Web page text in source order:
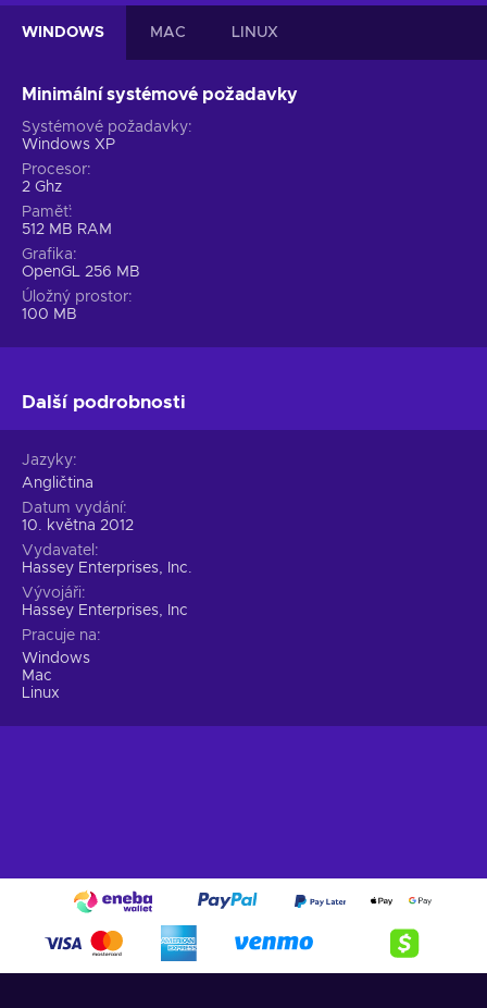
WINDOWS MAC LINUX
Minimální systémové požadavky
Systémové požadavky
Windows XP
Procesor
2 Ghz
Paměť
512 MB RAM
Grafika
OpenGL 256 MB
Úložný prostor
100 MB
Další podrobnosti
Jazyky
Angličtina
Datum vydání
10. května 2012
Vydavatel
Hassey Enterprises, Inc.
Vývojáři
Hassey Enterprises, Inc
Pracuje na
Windows
Mac
Linux